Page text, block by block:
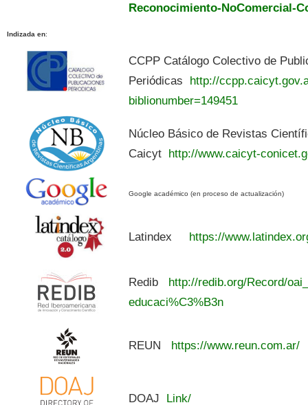
Reconocimiento-NoComercial-
Indizada en:
CCPP Catálogo Colectivo de
Periódicas http://
biblionumber=149451
Núcleo Básico de Revistas
Caicyt http://www.caicyt-
Google académico (en proceso de actualización)
Latindex https://
Redib
http://redib.org/Record/
educaci%C3%B3n
REUN https://www.reun.com.ar/
DOAJ Link/